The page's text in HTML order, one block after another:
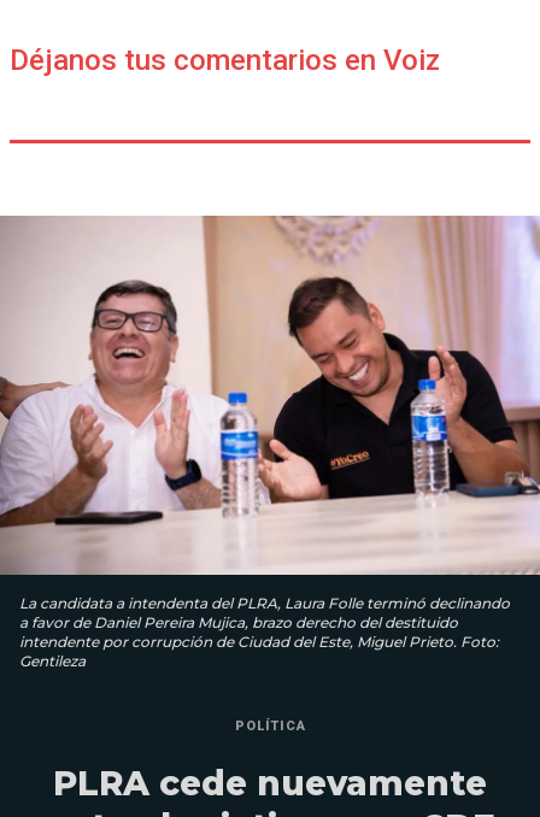
Déjanos tus comentarios en Voiz
La candidata a intendenta del PLRA, Laura Folle terminó declinando
a favor de Daniel Pereira Mujica, brazo derecho del destituido
intendente por corrupción de Ciudad del Este, Miguel Prieto. Foto:
Gentileza
POLÍTICA
PLRA cede nuevamente